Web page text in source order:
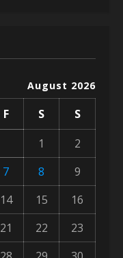
August 2026
F S
S
1
2
7 8
9
14 15
16
21 22
23